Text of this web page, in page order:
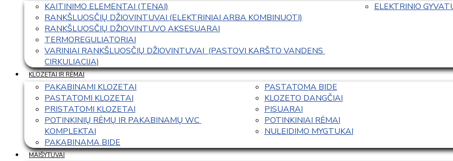
KAITINIMO ELEMENTAI (TENAI)
RANKŠLUOSČIŲ DŽIOVINTUVAI (ELEKTRINIAI ARBA KOMBINUOTI)
RANKŠLUOSČIŲ DŽIOVINTUVO AKSESUARAI
TERMOREGULIATORIAI
VARINIAI RANKŠLUOSČIŲ DŽIOVINTUVAI  (PASTOVI KARŠTO VANDENS
CIRKULIACIJA)
ELEKTRINIO
KLOZETAI IR RĖMAI
PAKABINAMI KLOZETAI
PASTATOMI KLOZETAI
PRISTATOMI KLOZETAI
POTINKINIŲ RĖMŲ IR PAKABINAMŲ WC
KOMPLEKTAI
PAKABINAMA BIDE
PASTATOMA BIDE
KLOZETO DANGČIAI
PISUARAI
POTINKINIAI RĖMAI
NULEIDIMO MYGTUKAI
MAIŠYTUVAI